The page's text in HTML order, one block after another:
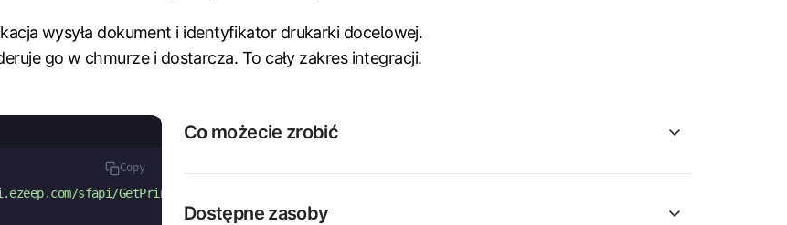
wysyła dokument i identyfikator drukarki docelowej.
go w chmurze i dostarcza. To cały zakres integracji.
Copy
sfapi/GetPrinter/'
Co możecie zrobić
Dostępne zasoby